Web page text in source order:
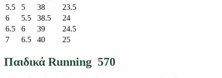
5.5
5 38
23.5
6
5.5 38.5
24
6.5
6 39
24.5
7
6.5 40 25
Παιδικά Running 570